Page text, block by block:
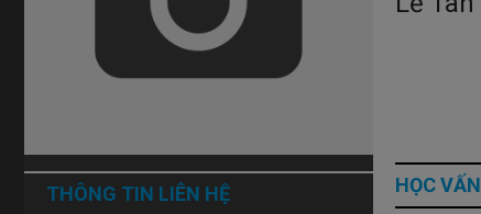
THÔNG TIN LIÊN HỆ HỌC VẤN